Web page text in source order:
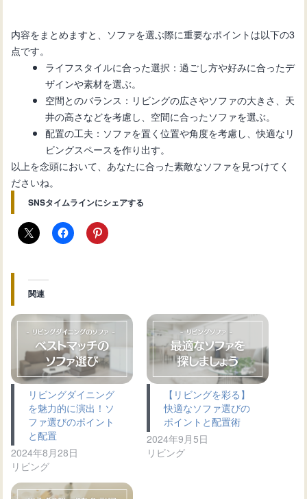
内容をまとめますと、ソファを選ぶ際に重要なポイントは以下の3
点です。
ライフスタイルに合った選択：過ごし方や好みに合ったデ
ザインや素材を選ぶ。
空間とのバランス：リビングの広さやソファの大きさ、天
井の高さなどを考慮し、空間に合ったソファを選ぶ。
配置の工夫：ソファを置く位置や角度を考慮し、快適なリ
ビングスペースを作り出す。
以上を念頭において、あなたに合った素敵なソファを見つけてく
ださいね。
SNSタイムラインにシェアする
関連
リビングダイニング
を魅力的に演出！ソ
ファ選びのポイント
と配置
2024年8月28日
リビング
【リビングを彩る】
快適なソファ選びの
ポイントと配置術
2024年9月5日
リビング